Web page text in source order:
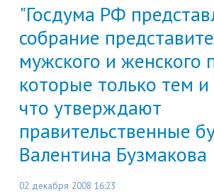
"Госдума РФ
собрание
мужского и женского
которые только тем
что утверждают
правительственные
Валентина Бузмакова
02 декабря 2008 16:23